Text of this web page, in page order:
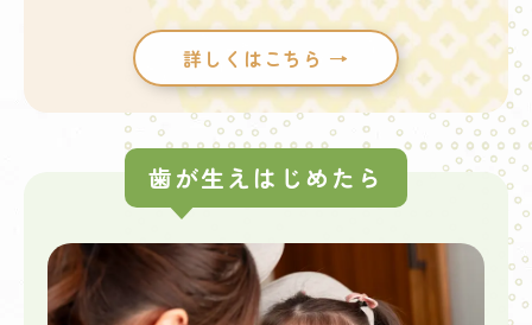
詳しくはこちら →
歯が生えはじめたら